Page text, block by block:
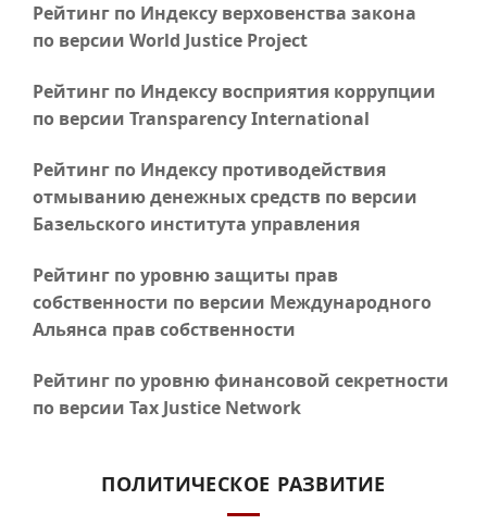
Рейтинг по Индексу верховенства закона
по версии World Justice Project
Рейтинг по Индексу восприятия коррупции
по версии Transparency International
Рейтинг по Индексу противодействия
отмыванию денежных средств по версии
Базельского института управления
Рейтинг по уровню защиты прав
собственности по версии Международного
Альянса прав собственности
Рейтинг по уровню финансовой секретности
по версии Tax Justice Network
ПОЛИТИЧЕСКОЕ РАЗВИТИЕ